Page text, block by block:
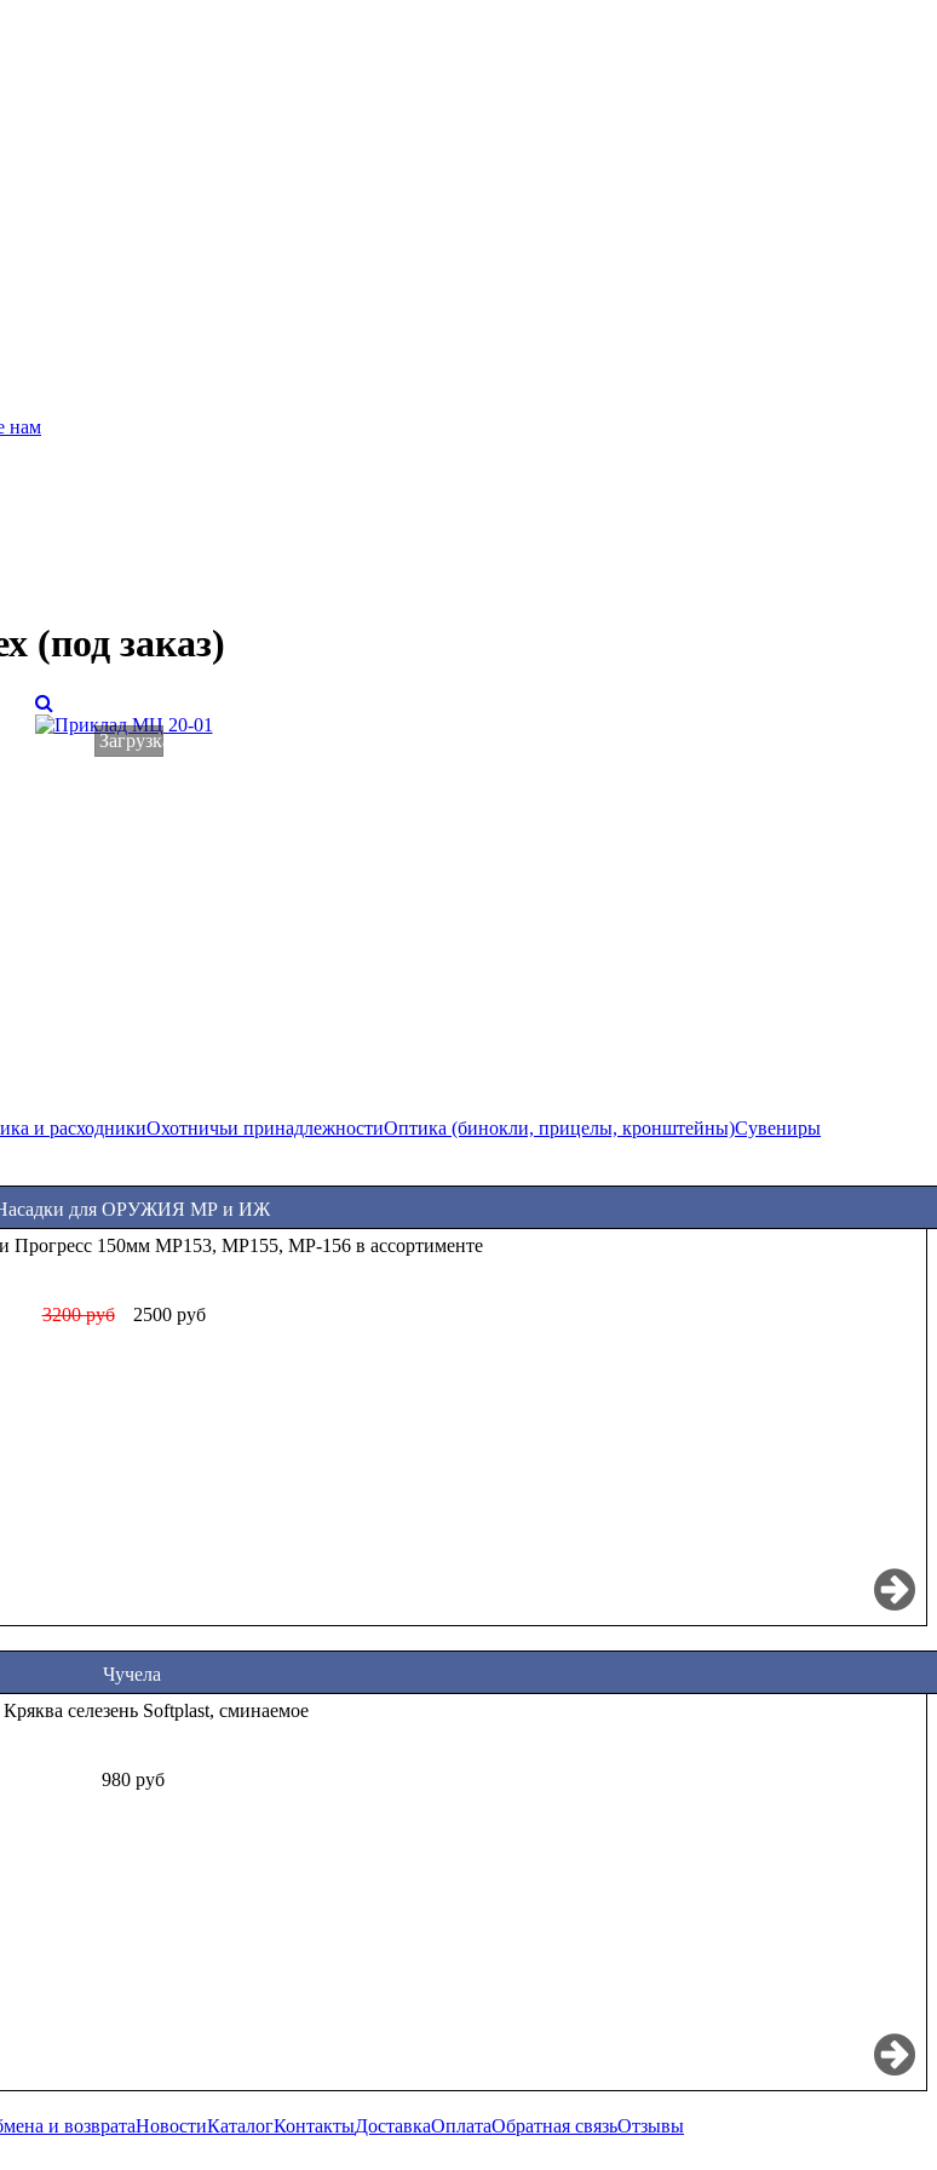
нам
(под заказ)
Загрузка...
и расходникиОхотничьи принадлежностиОптика (бинокли, прицелы, кронштейны)Сувениры
для ОРУЖИЯ МР и ИЖ
МР (ИЖ) 12 калибра в ассортименте
1000 руб 850 руб
Чучела
селезень Softplast, сминаемое
980 руб
и возвратаНовостиКаталогКонтактыДоставкаОплатаОбратная связьОтзывы